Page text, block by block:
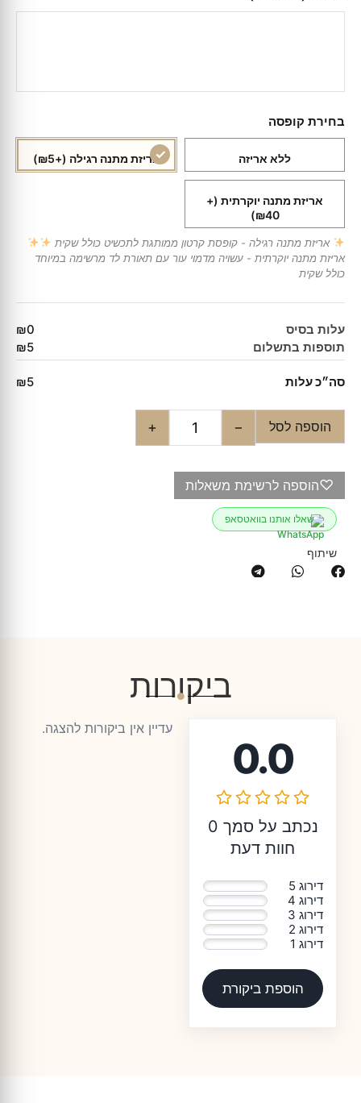
בחירת קופסה
ללא אריזה אריזת מתנה רגילה (+₪5)
אריזת מתנה יוקרתית (+
₪40)
אריזת מתנה רגילה - קופסת קרטון ממותגת לתכשיט כולל שקית
אריזת מתנה יוקרתית - עשויה מדמוי עור עם תאורת לד מרשימה במיוחד
כולל שקית
עלות בסיס
₪0
תוספות בתשלום
₪5
סה״כ עלות ₪5
−
+ הוספה לסל
♡הוספה לרשימת משאלות
שאלו אותנו בוואטסאפ
שיתוף
ביקורות
0.0
נכתב על סמך 0
חוות דעת
דירוג 5
דירוג 4
דירוג 3
דירוג 2
דירוג 1
הוספת ביקורת
עדיין אין ביקורות להצגה.